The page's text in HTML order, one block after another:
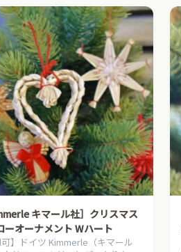
キマール社］クリスマス
ーオーナメント Wハート
可】ドイツ Kimmerle（キマール